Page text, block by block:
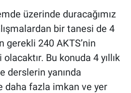
üzerinde duracağımız
bir tanesi de 4
gerekli 240 AKTS’nin
Bu konuda 4 yıllık
derslerin yanında
daha fazla imkan ve yer